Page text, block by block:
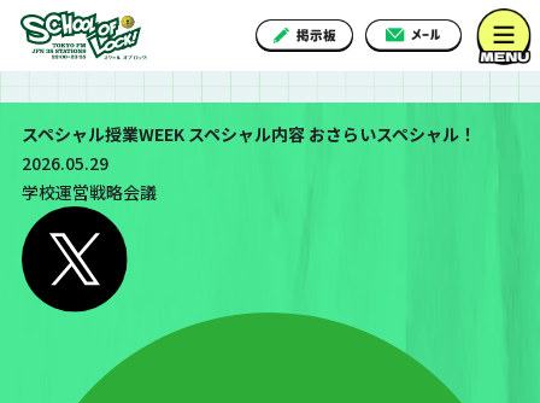
スペシャル授業WEEK スペシャル内容 おさらいスペシャル！
2026.05.29
学校運営戦略会議